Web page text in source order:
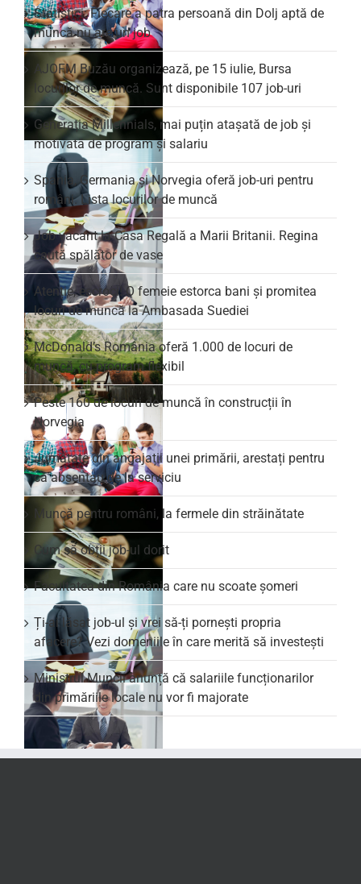
Statistici: Fiecare a patra persoană din Dolj aptă de
muncă nu are un job
AJOFM Buzău organizează, pe 15 iulie, Bursa
locurilor de muncă. Sunt disponibile 107 job-uri
Generația Millennials, mai puțin atașată de job și
motivată de program și salariu
Spania, Germania și Norvegia oferă job-uri pentru
români. Lista locurilor de muncă
Job vacant la Casa Regală a Marii Britanii. Regina
caută spălător de vase
Atenție, escroci! O femeie estorca bani și promitea
locuri de muncă la Ambasada Suediei
McDonald’s România oferă 1.000 de locuri de
muncă, cu program flexibil
Peste 160 de locuri de muncă în construcții în
Norvegia
Jumătate din angajații unei primării, arestați pentru
că absentau de la serviciu
Muncă pentru români, la fermele din străinătate
Cum să obții job-ul dorit
Facultatea din România care nu scoate şomeri
Ți-ai lăsat job-ul și vrei să-ți pornești propria
afacere? Vezi domeniile în care merită să investești
Ministrul Muncii anunță că salariile funcționarilor
din primăriile locale nu vor fi majorate